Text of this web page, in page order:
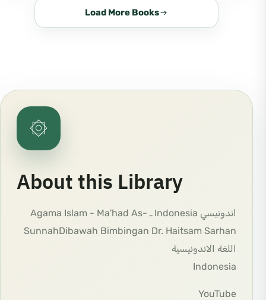
Load More Books
۞
About this Library
اندونيسي Indonesia ـ Agama Islam - Ma'had As-
SunnahDibawah Bimbingan Dr. Haitsam Sarhan
اللغة الاندونيسية
Indonesia
YouTube